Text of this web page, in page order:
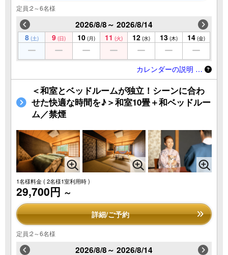
定員:2～6名様
2026/8/8～ 2026/8/14
8 (土) 9 (日) 10 (月) 11 (火) 12 (水) 13 (木) 14 (金)
カレンダーの説明 …
＜和室とベッドルームが独立！シーンに合わ
せた快適な時間を♪＞和室10畳＋和ベッドルー
ム／禁煙
1名様料金( 2名様1室利用時 )
29,700円 ～
詳細/ご予約
定員:2～6名様
2026/8/8～ 2026/8/14